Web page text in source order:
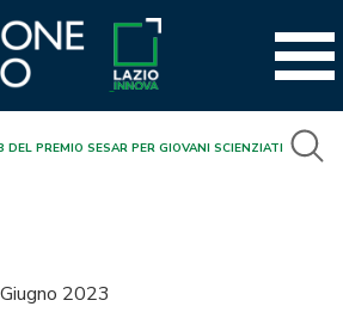
DEL PREMIO SESAR PER GIOVANI SCIENZIATI
2023